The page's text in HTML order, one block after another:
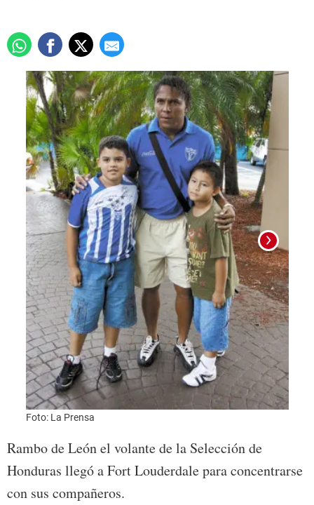
Foto: La Prensa
Rambo de León el volante de la Selección de
Honduras llegó a Fort Louderdale para concentrarse
con sus compañeros.